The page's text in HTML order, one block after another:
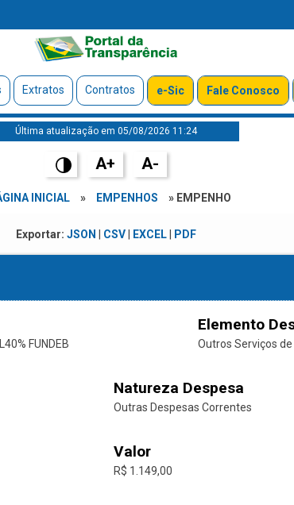
Extratos Contratos e-Sic Fale Conosco
Última atualização em 05/08/2026 11:24
A+ A-
INICIAL » EMPENHOS » EMPENHO
Exportar: JSON CSV| EXCEL| PDF
FUNDEB
Elemento
Outros Serviços
Natureza Despesa
Outras Despesas Correntes
Valor
R$ 1.149,00